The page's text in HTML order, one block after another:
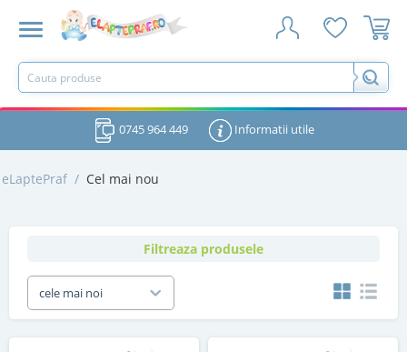
0745 964 449 Informatii utile
eLaptePraf / Cel mai nou
Filtreaza produsele
cele mai noi